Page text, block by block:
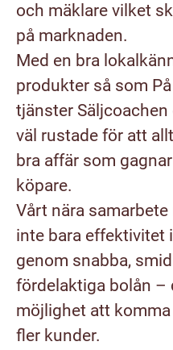
och mäklare vilket
på marknaden.
Med en bra
produkter så som
tjänster
väl rustade för att
bra affär som
köpare.
Vårt nära
inte bara effektivitet
genom snabba,
fördelaktiga bolån –
möjlighet att
fler kunder.